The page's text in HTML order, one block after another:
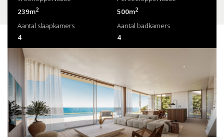
239m2
500m2
Aantal slaapkamers
4
Aantal badkamers
4